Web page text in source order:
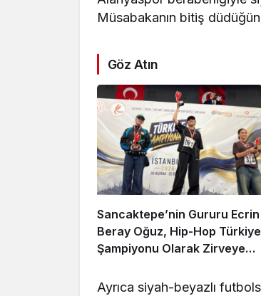
Müsabakanın bitiş
Göz Atın
Sancaktepe’nin Gururu Ecrin
Beray Oğuz, Hip-Hop Türkiye
Şampiyonu Olarak Zirveye
Ayrıca siyah-beyazlı